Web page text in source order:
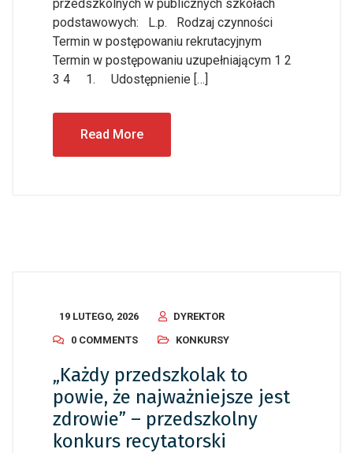
przedszkolnych w publicznych szkołach
podstawowych: L.p. Rodzaj czynności
Termin w postępowaniu rekrutacyjnym
Termin w postępowaniu uzupełniającym 1 2
3 4 1. Udostępnienie […]
Read More
19 LUTEGO, 2026
DYREKTOR
0 COMMENTS
KONKURSY
„Każdy przedszkolak to
powie, że najważniejsze jest
zdrowie” – przedszkolny
konkurs recytatorski